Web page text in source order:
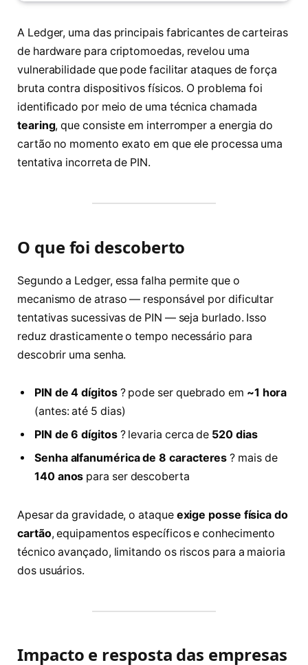
A Ledger, uma das principais fabricantes de carteiras
de hardware para criptomoedas, revelou uma
vulnerabilidade que pode facilitar ataques de força
bruta contra dispositivos físicos. O problema foi
identificado por meio de uma técnica chamada
tearing, que consiste em interromper a energia do
cartão no momento exato em que ele processa uma
tentativa incorreta de PIN.
O que foi descoberto
Segundo a Ledger, essa falha permite que o
mecanismo de atraso — responsável por dificultar
tentativas sucessivas de PIN — seja burlado. Isso
reduz drasticamente o tempo necessário para
descobrir uma senha.
PIN de 4 dígitos? pode ser quebrado em ~1 hora
(antes: até 5 dias)
PIN de 6 dígitos? levaria cerca de 520 dias
Senha alfanumérica de 8 caracteres ? mais de
140 anos para ser descoberta
Apesar da gravidade, o ataque exige posse física do
cartão, equipamentos específicos e conhecimento
técnico avançado, limitando os riscos para a maioria
dos usuários.
Impacto e resposta das empresas